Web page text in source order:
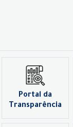
Portal da
Transparência